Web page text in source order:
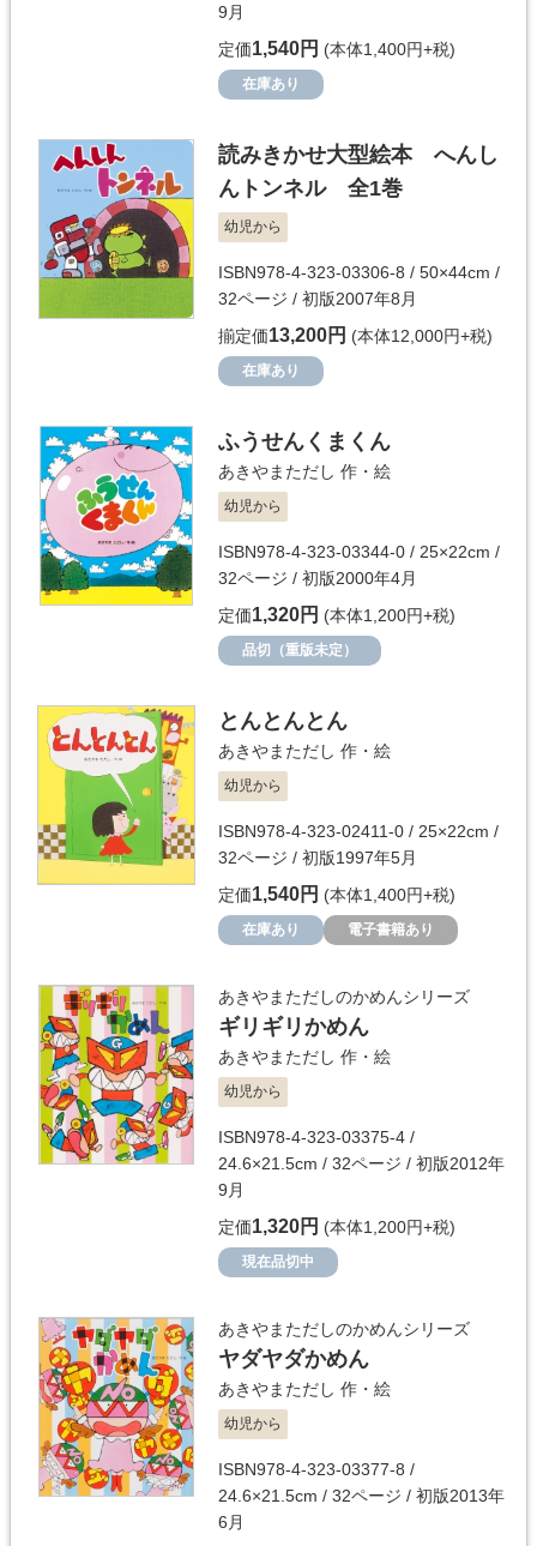
9月
定価1,540円 (本体1,400円+税)
在庫あり
読みきかせ大型絵本 へんし
んトンネル 全1巻
幼児から
ISBN978-4-323-03306-8 / 50×44cm /
32ページ / 初版2007年8月
揃定価13,200円 (本体12,000円+税)
在庫あり
ふうせんくまくん
あきやまただし 作・絵
幼児から
ISBN978-4-323-03344-0 / 25×22cm /
32ページ / 初版2000年4月
定価1,320円 (本体1,200円+税)
品切（重版未定）
とんとんとん
あきやまただし 作・絵
幼児から
ISBN978-4-323-02411-0 / 25×22cm /
32ページ / 初版1997年5月
定価1,540円 (本体1,400円+税)
在庫あり 電子書籍あり
あきやまただしのかめんシリーズ
ギリギリかめん
あきやまただし 作・絵
幼児から
ISBN978-4-323-03375-4 /
24.6×21.5cm / 32ページ / 初版2012年
9月
定価1,320円 (本体1,200円+税)
現在品切中
あきやまただしのかめんシリーズ
ヤダヤダかめん
あきやまただし 作・絵
幼児から
ISBN978-4-323-03377-8 /
24.6×21.5cm / 32ページ / 初版2013年
6月